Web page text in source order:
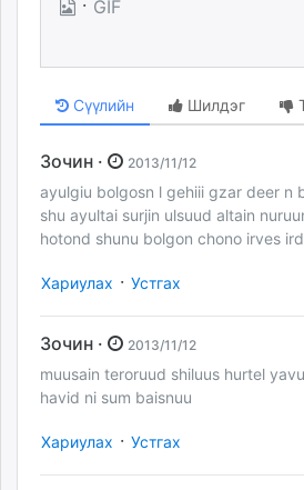
· GIF
Сүүлийн Шилдэг
Зочин · 2013/11/12
ayulgiu bolgosn l gehiii gzar deer n
shu ayultai surjin ulsuud altain
hotond shunu bolgon chono irves
Хариулах · Устгах
Зочин · 2013/11/12
muusain teroruud shiluus hurtel
havid ni sum baisnuu
Хариулах · Устгах